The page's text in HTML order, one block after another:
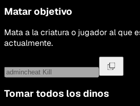
Matar objetivo
Mata a la criatura o jugador al que
actualmente.
Tomar todos los dinos